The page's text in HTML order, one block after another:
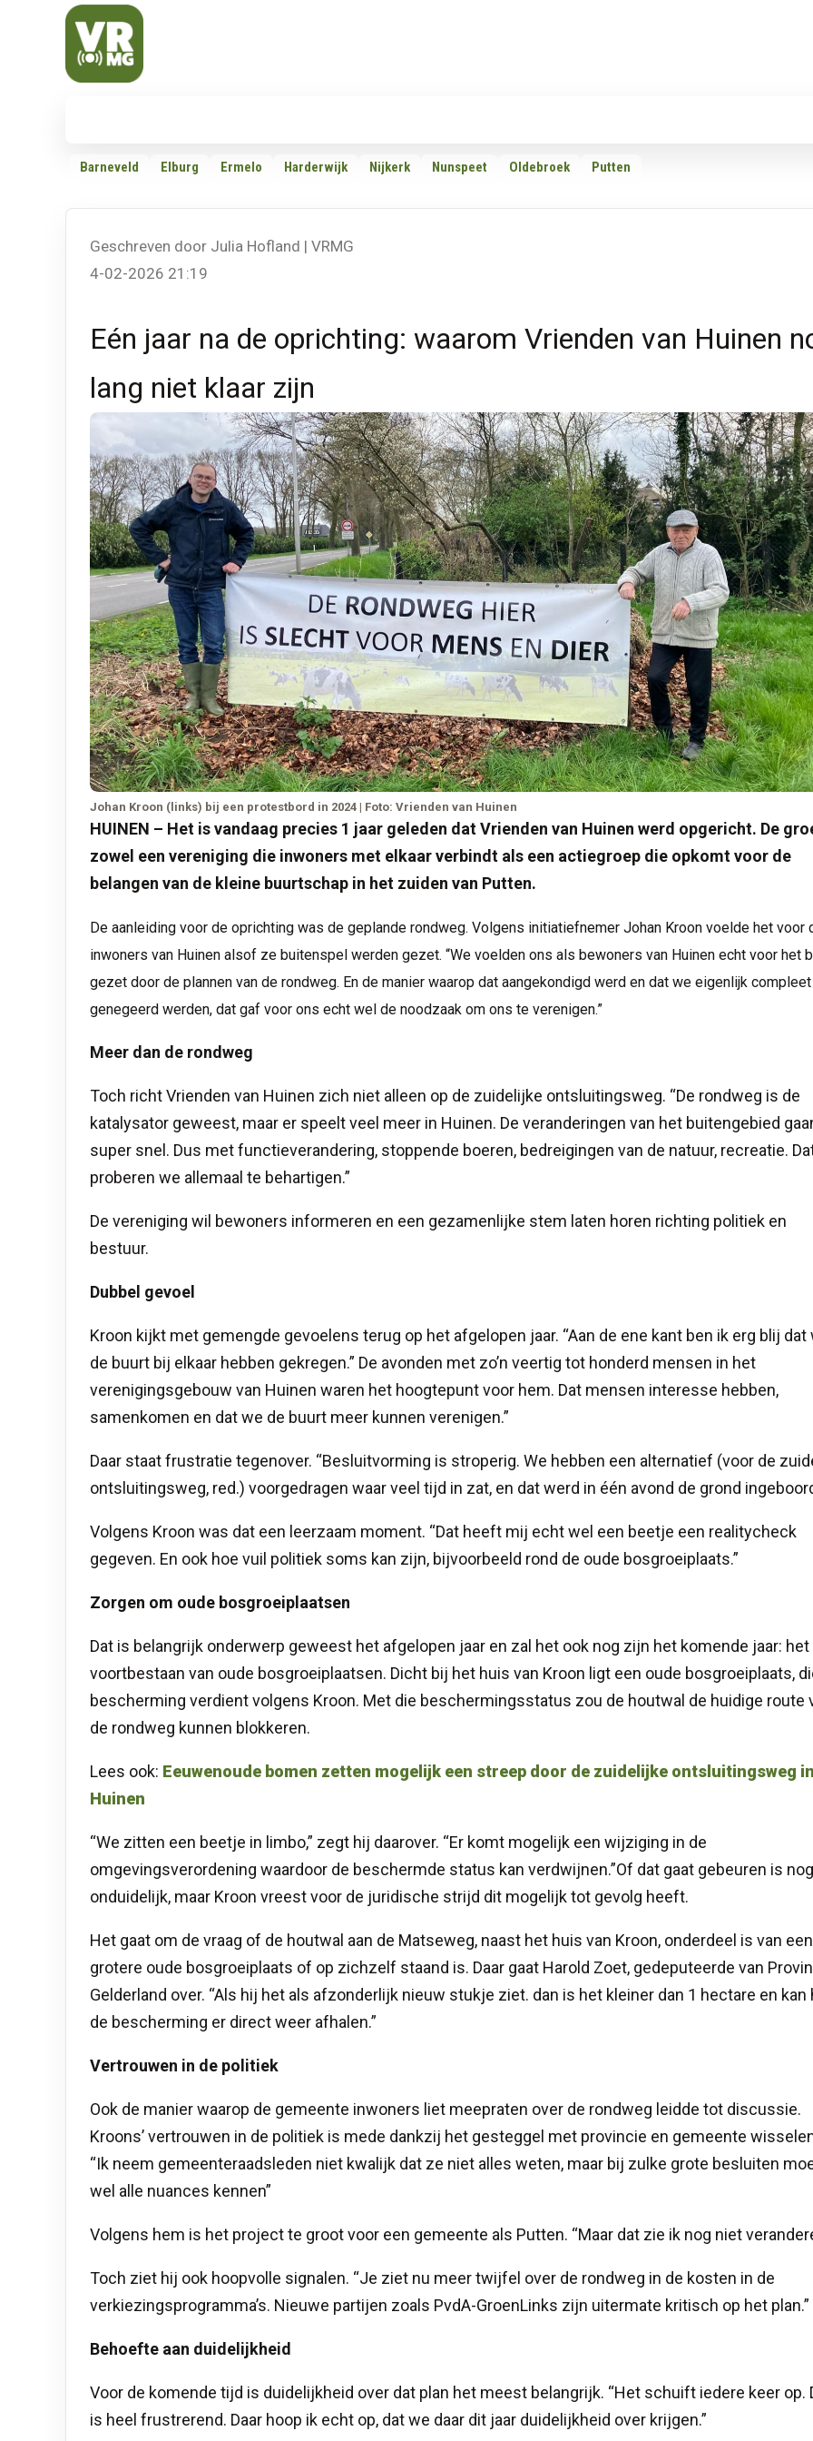
Veluwe Randmeer Mediagroep
VRMG, de omroep voor de Noord-West Veluwe
Barneveld Elburg Ermelo Harderwijk Nijkerk Nunspeet Oldebroek Putten
Geschreven door Julia Hofland | VRMG
4-02-2026 21:19
Eén jaar na de oprichting: waarom Vrienden van Huinen
lang niet klaar zijn
Johan Kroon (links) bij een protestbord in 2024 | Foto: Vrienden van Huinen
HUINEN – Het is vandaag precies 1 jaar geleden dat Vrienden van Huinen werd opgericht. De
zowel een vereniging die inwoners met elkaar verbindt als een actiegroep die opkomt voor de
belangen van de kleine buurtschap in het zuiden van Putten.
De aanleiding voor de oprichting was de geplande rondweg. Volgens initiatiefnemer Johan Kroon voelde het voor
inwoners van Huinen alsof ze buitenspel werden gezet. “We voelden ons als bewoners van Huinen echt voor het
gezet door de plannen van de rondweg. En de manier waarop dat aangekondigd werd en dat we eigenlijk compleet
genegeerd werden, dat gaf voor ons echt wel de noodzaak om ons te verenigen.”
Meer dan de rondweg
Toch richt Vrienden van Huinen zich niet alleen op de zuidelijke ontsluitingsweg. “De rondweg is de
katalysator geweest, maar er speelt veel meer in Huinen. De veranderingen van het buitengebied
super snel. Dus met functieverandering, stoppende boeren, bedreigingen van de natuur, recreatie.
proberen we allemaal te behartigen.”
De vereniging wil bewoners informeren en een gezamenlijke stem laten horen richting politiek en
bestuur.
Dubbel gevoel
Kroon kijkt met gemengde gevoelens terug op het afgelopen jaar. “Aan de ene kant ben ik erg blij dat
de buurt bij elkaar hebben gekregen.” De avonden met zo’n veertig tot honderd mensen in het
verenigingsgebouw van Huinen waren het hoogtepunt voor hem. Dat mensen interesse hebben,
samenkomen en dat we de buurt meer kunnen verenigen.”
Daar staat frustratie tegenover. “Besluitvorming is stroperig. We hebben een alternatief (voor de
ontsluitingsweg, red.) voorgedragen waar veel tijd in zat, en dat werd in één avond de grond
Volgens Kroon was dat een leerzaam moment. “Dat heeft mij echt wel een beetje een realitycheck
gegeven. En ook hoe vuil politiek soms kan zijn, bijvoorbeeld rond de oude bosgroeiplaats.”
Zorgen om oude bosgroeiplaatsen
Dat is belangrijk onderwerp geweest het afgelopen jaar en zal het ook nog zijn het komende jaar: het
voortbestaan van oude bosgroeiplaatsen. Dicht bij het huis van Kroon ligt een oude bosgroeiplaats,
bescherming verdient volgens Kroon. Met die beschermingsstatus zou de houtwal de huidige route
de rondweg kunnen blokkeren.
Lees ook: Eeuwenoude bomen zetten mogelijk een streep door de zuidelijke ontsluitingsweg in
Huinen
“We zitten een beetje in limbo,” zegt hij daarover. “Er komt mogelijk een wijziging in de
omgevingsverordening waardoor de beschermde status kan verdwijnen.”Of dat gaat gebeuren is nog
onduidelijk, maar Kroon vreest voor de juridische strijd dit mogelijk tot gevolg heeft.
Het gaat om de vraag of de houtwal aan de Matseweg, naast het huis van Kroon, onderdeel is van een
grotere oude bosgroeiplaats of op zichzelf staand is. Daar gaat Harold Zoet, gedeputeerde van
Gelderland over. “Als hij het als afzonderlijk nieuw stukje ziet. dan is het kleiner dan 1 hectare en kan
de bescherming er direct weer afhalen.”
Vertrouwen in de politiek
Ook de manier waarop de gemeente inwoners liet meepraten over de rondweg leidde tot discussie.
Kroons’ vertrouwen in de politiek is mede dankzij het gesteggel met provincie en gemeente
“Ik neem gemeenteraadsleden niet kwalijk dat ze niet alles weten, maar bij zulke grote besluiten
wel alle nuances kennen”
Volgens hem is het project te groot voor een gemeente als Putten. “Maar dat zie ik nog niet
Toch ziet hij ook hoopvolle signalen. “Je ziet nu meer twijfel over de rondweg in de kosten in de
verkiezingsprogramma’s. Nieuwe partijen zoals PvdA-GroenLinks zijn uitermate kritisch op het plan.”
Behoefte aan duidelijkheid
Voor de komende tijd is duidelijkheid over dat plan het meest belangrijk. “Het schuift iedere keer op.
is heel frustrerend. Daar hoop ik echt op, dat we daar dit jaar duidelijkheid over krijgen.”